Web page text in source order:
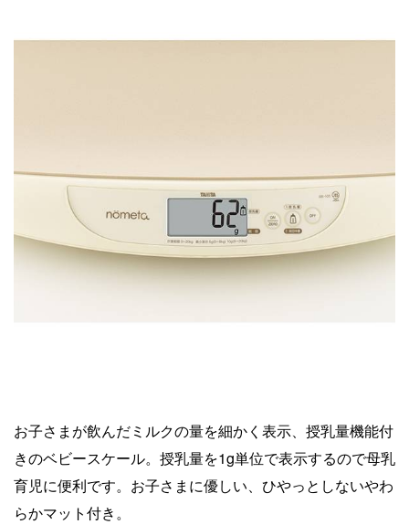
お子さまが飲んだミルクの量を細かく表示、授乳量機能付
きのベビースケール。授乳量を1g単位で表示するので母乳
育児に便利です。お子さまに優しい、ひやっとしないやわ
らかマット付き。